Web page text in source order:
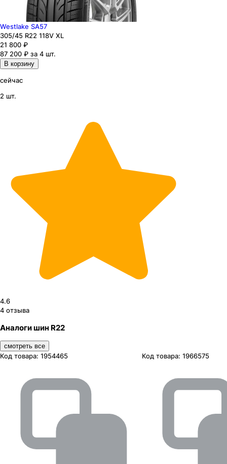
Westlake SA57
305/45 R22 118V XL
21 800 ₽
87 200 ₽ за 4 шт.
В корзину
сейчас
2 шт.
4.6
4 отзыва
Аналоги шин R22
смотреть все
Код товара: 1954465 Код товара: 1966575